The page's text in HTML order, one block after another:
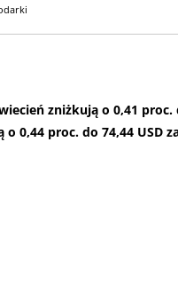
zniżkują o 0,41 proc.
0,44 proc. do 74,44 USD